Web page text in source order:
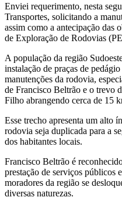
Enviei requerimento, nesta
Transportes, solicitando a
assim como a antecipação das
de Exploração de Rodovias
A população da região
instalação de praças de
manutenções da rodovia,
de Francisco Beltrão e o trevo
Filho abrangendo cerca de 15
Esse trecho apresenta um alto
rodovia seja duplicada para a
dos habitantes locais.
Francisco Beltrão é
prestação de serviços públicos
moradores da região se
diversas naturezas.